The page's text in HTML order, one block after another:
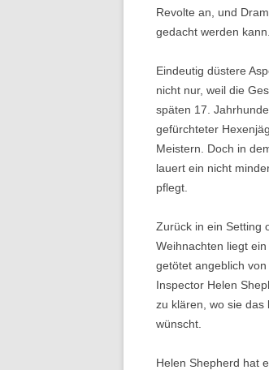
Revolte an, und
gedacht werden kann.
Eindeutig düstere
nicht nur, weil die
späten 17.
gefürchteter
Meistern. Doch in
lauert ein nicht
pflegt.
Zurück in ein Setting
Weihnachten liegt
getötet angeblich
Inspector Helen
zu klären, wo sie das
wünscht.
Helen Shepherd hat